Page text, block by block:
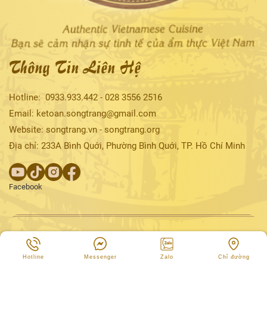
Thông Tin Liên Hệ
Hotline: 0933.933.442 - 028 3556 2516
Email: ketoan.songtrang@gmail.com
Website: songtrang.vn - songtrang.org
Địa chỉ: 233A Bình Quới, Phường Bình Quới, TP. Hồ Chí Minh
Facebook
Hotline Messenger Zalo Chỉ đường